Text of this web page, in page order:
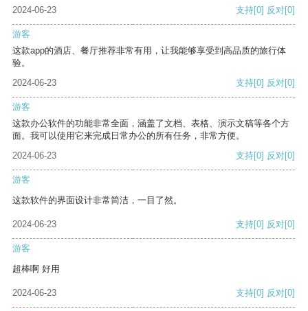
2024-06-23
支持[0] 反对[0]
游客
这款app的酒店、餐厅推荐非常有用，让我能够享受到高品质的旅行体
验。
2024-06-23
支持[0] 反对[0]
游客
这款办公软件的功能非常全面，涵盖了文档、表格、演示文稿等各个方
面。我可以使用它来完成日常办公的所有任务，非常方便。
2024-06-23
支持[0] 反对[0]
游客
这款软件的界面设计非常简洁，一目了然。
2024-06-23 支持[0] 反对[0]
游客
超棒啊 好用
2024-06-23 支持[0] 反对[0]